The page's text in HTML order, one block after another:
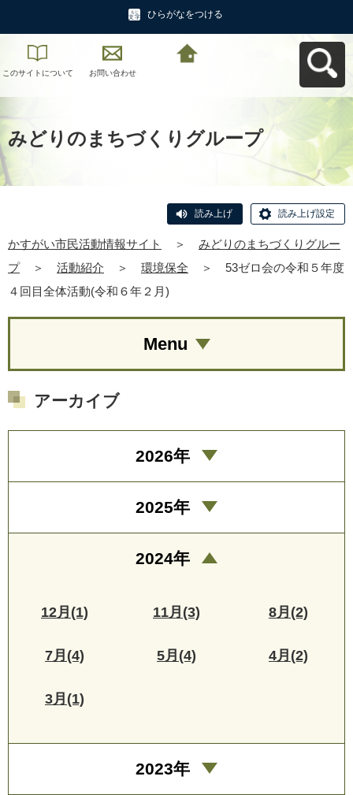
ひらがなをつける
このサイトについて お問い合わせ
みどりのまちづくりグループ
読み上げ 読み上げ設定
かすがい市民活動情報サイト ＞
みどりのまちづくりグルー
プ
＞ 活動紹介 ＞ 環境保全 ＞
53ゼロ会の令和５年度
４回目全体活動(令和６年２月)
Menu
アーカイブ
2026年
2025年
2024年
12月(1) 11月(3) 8月(2)
7月(4) 5月(4) 4月(2)
3月(1)
2023年